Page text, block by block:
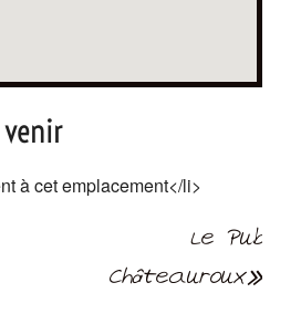
venir
à cet emplacement</li>
Le Pub
Châteauroux